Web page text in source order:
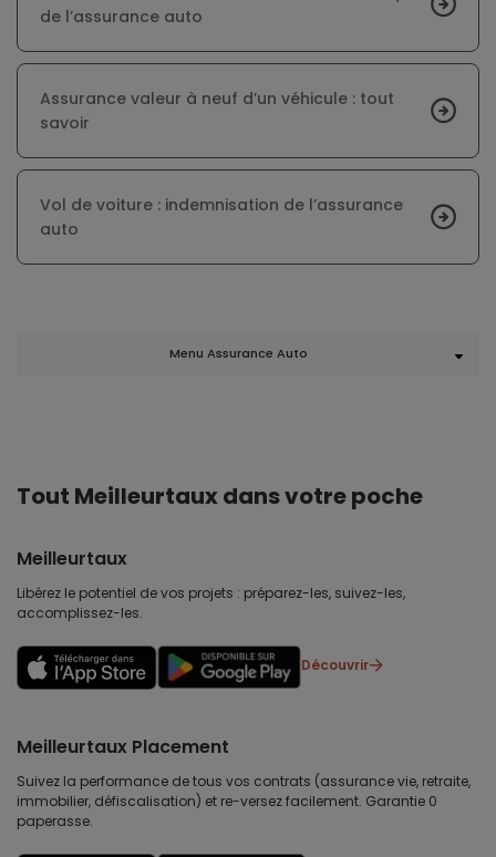
de l’assurance auto
Assurance valeur à neuf d’un véhicule : tout
savoir
Vol de voiture : indemnisation de l’assurance
auto
Menu Assurance Auto
Tout Meilleurtaux dans votre poche
Meilleurtaux
Libérez le potentiel de vos projets : préparez-les, suivez-les,
accomplissez-les.
Découvrir
Meilleurtaux Placement
Suivez la performance de tous vos contrats (assurance vie, retraite,
immobilier, défiscalisation) et re-versez facilement. Garantie 0
paperasse.